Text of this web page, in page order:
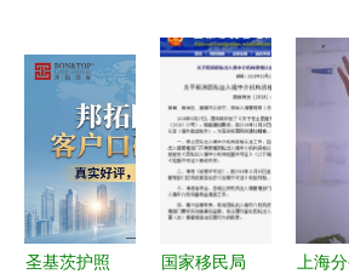
圣基茨护照
国家移民局
上海